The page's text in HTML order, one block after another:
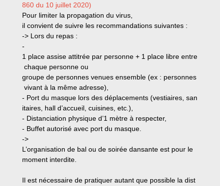
860 du 10 juillet 2020)
Pour limiter la propagation du virus,
il convient de suivre les recommandations suivantes :
-> Lors du repas :
-
1 place assise attitrée par personne + 1 place libre entre
chaque personne ou
groupe de personnes venues ensemble (ex : personnes
vivant à la même adresse),
- Port du masque lors des déplacements (vestiaires, san
itaires, hall d’accueil, cuisines, etc.),
- Distanciation physique d’1 mètre à respecter,
- Buffet autorisé avec port du masque.
->
L’organisation de bal ou de soirée dansante est pour le
moment interdite.
Il est nécessaire de pratiquer autant que possible la dist